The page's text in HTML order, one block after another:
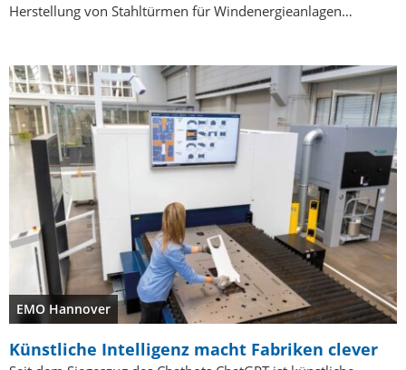
Herstellung von Stahltürmen für Windenergieanlagen…
EMO Hannover
Künstliche Intelligenz macht Fabriken clever